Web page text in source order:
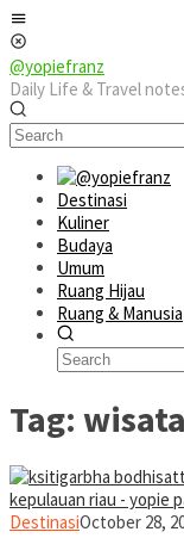
Skip
to
content
@yopiefranz
Daily Life & Travel
Destinasi
Kuliner
Budaya
Umum
Ruang Hijau
Ruang & Manusia
Tag:
Destinasiyopiefranz
October 28,